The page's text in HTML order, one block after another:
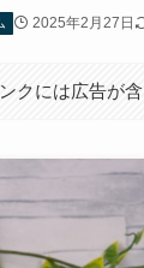
2025年2月27日
クには広告が含